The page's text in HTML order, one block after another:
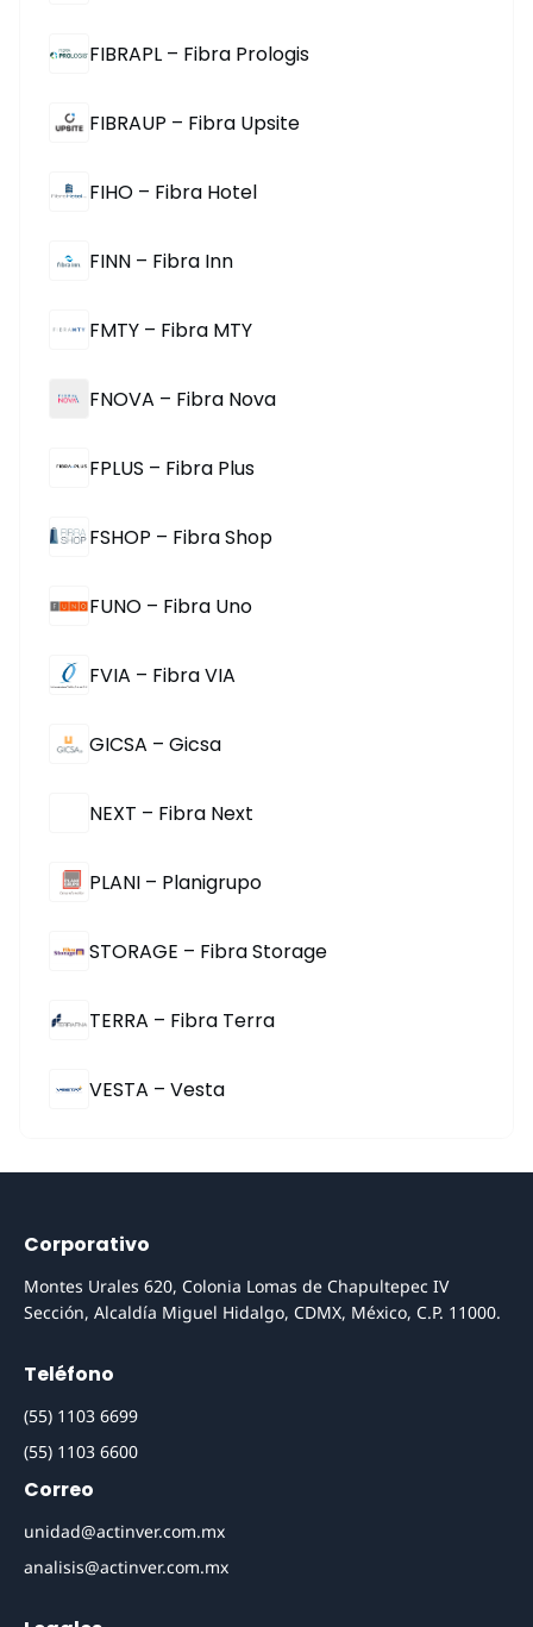
FIBRAPL – Fibra Prologis
FIBRAUP – Fibra Upsite
FIHO – Fibra Hotel
FINN – Fibra Inn
FMTY – Fibra MTY
FNOVA – Fibra Nova
FPLUS – Fibra Plus
FSHOP – Fibra Shop
FUNO – Fibra Uno
FVIA – Fibra VIA
GICSA – Gicsa
NEXT – Fibra Next
PLANI – Planigrupo
STORAGE – Fibra Storage
TERRA – Fibra Terra
VESTA – Vesta
Corporativo
Montes Urales 620, Colonia Lomas de Chapultepec IV
Sección, Alcaldía Miguel Hidalgo, CDMX, México, C.P. 11000.
Teléfono
(55) 1103 6699
(55) 1103 6600
Correo
unidad@actinver.com.mx
analisis@actinver.com.mx